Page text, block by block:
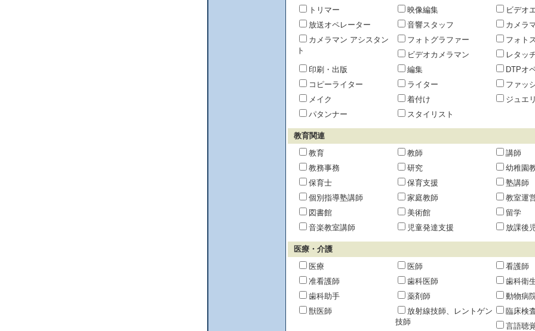
トリマー
映像編集
ビデオ
放送オペレーター
音響スタッフ
カメラ
カメラマン アシスタン
ト
フォトグラファー
フォト
ビデオカメラマン
レタッ
印刷・出版
編集
DTPオ
コピーライター
ライター
ファッ
メイク
着付け
ジュエ
パタンナー
スタイリスト
教育関連
教育
教師
講師
教務事務
研究
幼稚園
保育士
保育支援
塾講師
個別指導塾講師
家庭教師
教室運
図書館
美術館
留学
音楽教室講師
児童発達支援 放課後
医療・介護
医療
医師
看護師
准看護師
歯科医師
歯科衛
歯科助手
薬剤師
動物病
獣医師
放射線技師、レントゲン
技師
臨床検
言語聴